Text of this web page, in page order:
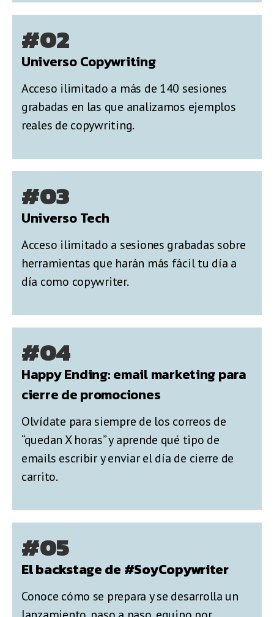
#02
Universo Copywriting
Acceso ilimitado a más de 140 sesiones
grabadas en las que analizamos ejemplos
reales de copywriting.
#03
Universo Tech
Acceso ilimitado a sesiones grabadas sobre
herramientas que harán más fácil tu día a
día como copywriter.
#04
Happy Ending: email marketing para
cierre de promociones
Olvídate para siempre de los correos de
“quedan X horas” y aprende qué tipo de
emails escribir y enviar el día de cierre de
carrito.
#05
El backstage de #SoyCopywriter
Conoce cómo se prepara y se desarrolla un